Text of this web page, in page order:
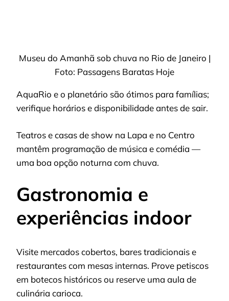
Museu do Amanhã sob chuva no Rio de Janeiro |
Foto: Passagens Baratas Hoje
AquaRio e o planetário são ótimos para famílias;
verifique horários e disponibilidade antes de sair.
Teatros e casas de show na Lapa e no Centro
mantêm programação de música e comédia —
uma boa opção noturna com chuva.
Gastronomia e
experiências indoor
Visite mercados cobertos, bares tradicionais e
restaurantes com mesas internas. Prove petiscos
em botecos históricos ou reserve uma aula de
culinária carioca.